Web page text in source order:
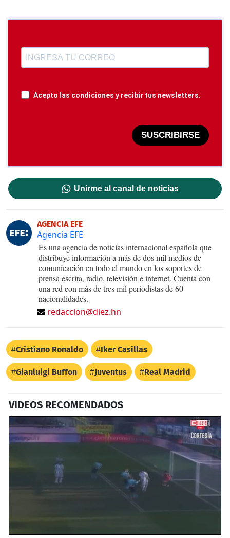
Acepto las condiciones y recibir tus newsletters.
SUSCRIBIRSE
Unirme al canal de noticias
AGENCIA EFE
Agencia EFE
Es una agencia de noticias internacional española que
distribuye información a más de dos mil medios de
comunicación en todo el mundo en los soportes de
prensa escrita, radio, televisión e internet. Cuenta con
una red con más de tres mil periodistas de 60
nacionalidades.
redaccion@diez.hn
Cristiano Ronaldo Iker Casillas
Gianluigi Buffon Juventus Real Madrid
VIDEOS RECOMENDADOS